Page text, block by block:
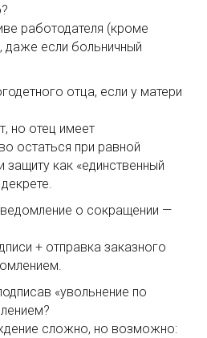
работодателя (кроме
даже если больничный
отца, если у матери
но отец имеет
остаться при равной
защиту как «единственный
о сокращении —
+ отправка заказного
«увольнение по
сложно, но возможно: